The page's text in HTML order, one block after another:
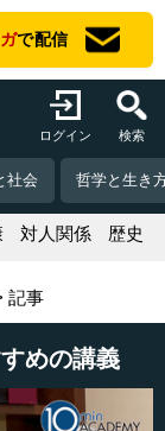
で配信
ログイン 検索
社会 哲学と生き
対人関係 歴史
記事
めの講義